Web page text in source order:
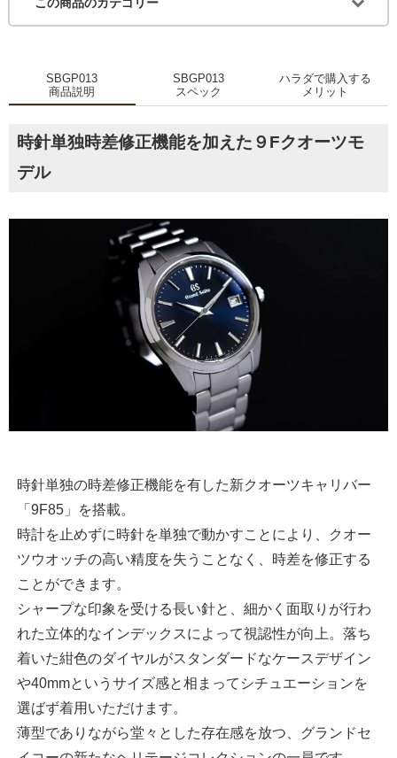
SBGP013
商品説明
SBGP013
スペック
ハラダで購入する
メリット
時針単独時差修正機能を加えた９Fクオーツモ
デル
時針単独の時差修正機能を有した新クオーツキャリバー
「9F85」を搭載。
時計を止めずに時針を単独で動かすことにより、クオー
ツウオッチの高い精度を失うことなく、時差を修正する
ことができます。
シャープな印象を受ける長い針と、細かく面取りが行わ
れた立体的なインデックスによって視認性が向上。落ち
着いた紺色のダイヤルがスタンダードなケースデザイン
や40mmというサイズ感と相まってシチュエーションを
選ばず着用いただけます。
薄型でありながら堂々とした存在感を放つ、グランドセ